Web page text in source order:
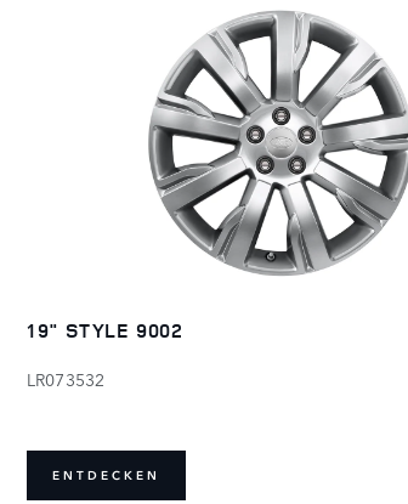
19" STYLE 9002
LR073532
ENTDECKEN